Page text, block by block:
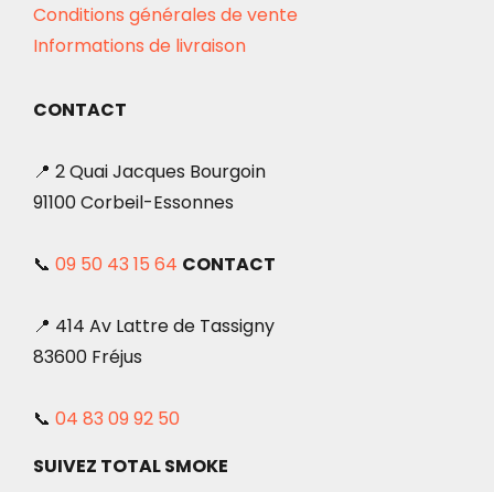
Conditions générales de vente
Informations de livraison
CONTACT
📍 2 Quai Jacques Bourgoin
91100 Corbeil-Essonnes
📞 09 50 43 15 64 CONTACT
📍 414 Av Lattre de Tassigny
83600 Fréjus
📞 04 83 09 92 50
SUIVEZ TOTAL SMOKE